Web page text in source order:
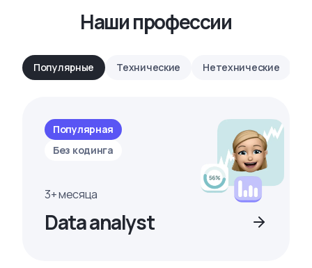
Наши профессии
Популярные Технические Нетехнические
Популярная
Без кодинга
3+ месяца
Data analyst